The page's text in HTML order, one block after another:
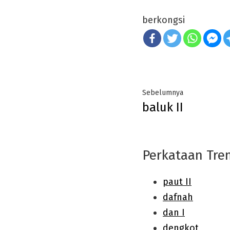
berkongsi
Post
navigation
SebelumnyaPrevious
baluk II
Perkataan